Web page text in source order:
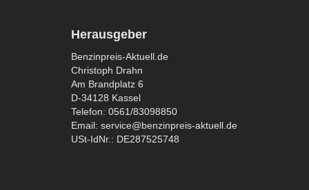
Herausgeber
Benzinpreis-Aktuell.de
Christoph Drahn
Am Brandplatz 6
D-34128 Kassel
Telefon: 0561/83098850
Email: service@benzinpreis-aktuell.de
USt-IdNr.: DE287525748